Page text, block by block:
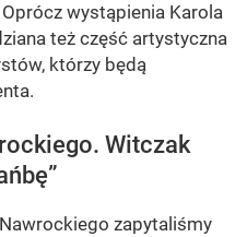
Oprócz wystąpienia Karola
też część artystyczna
którzy będą
Witczak
zapytaliśmy